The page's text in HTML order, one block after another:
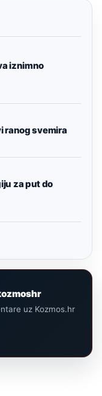
iznimno
ranog svemira
za put do
uz Kozmos.hr